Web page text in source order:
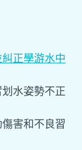
正學游水中
水姿勢不正
害和不良習